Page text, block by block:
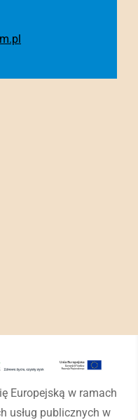
Europejską w ramach
usług publicznych w